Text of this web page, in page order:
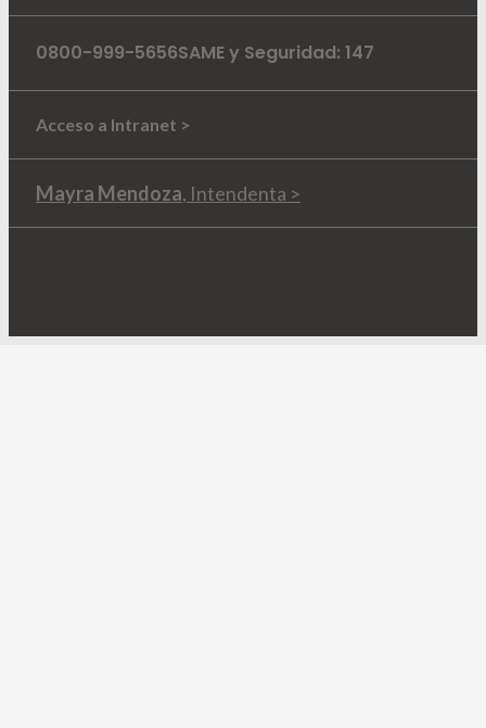
0800-999-5656SAME y Seguridad: 147
Acceso a Intranet >
Mayra Mendoza, Intendenta >